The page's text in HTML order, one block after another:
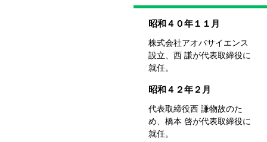
昭和４０年１１月
株式会社アオバサイエンス
設立、 西 謙が代表取締役に
就任。
昭和４２年２月
代表取締役西 謙物故のた
め、 橋本 啓が代表取締役に
就任。